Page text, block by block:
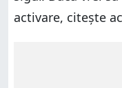
activare, citește